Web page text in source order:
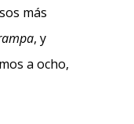
más
, y
a ocho,